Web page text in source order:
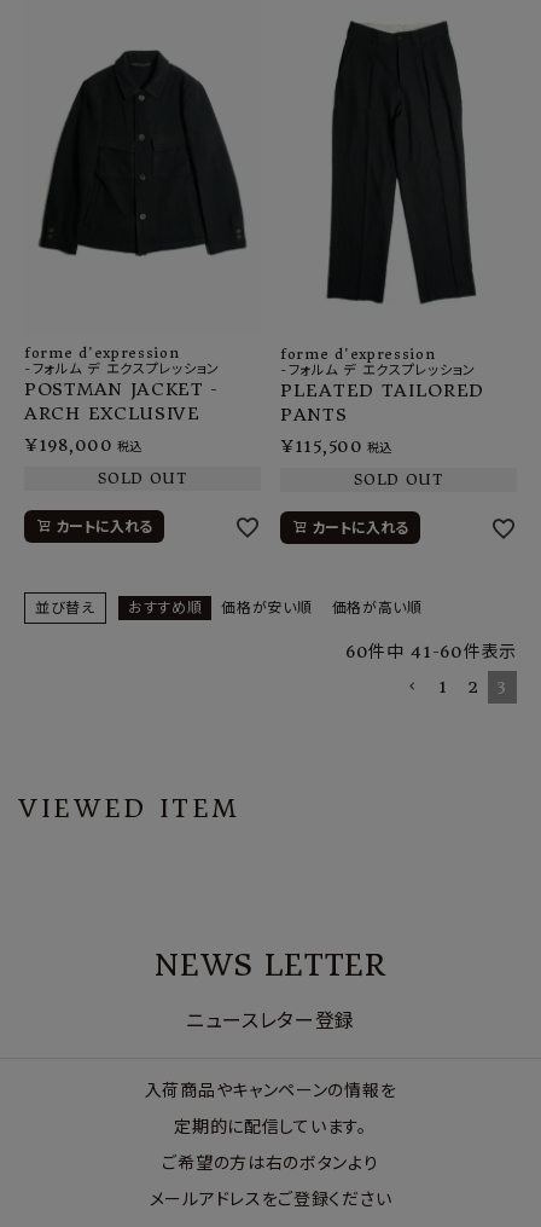
forme d'expression
-フォルム デ エクスプレッション
POSTMAN JACKET -
ARCH EXCLUSIVE
¥198,000 税込
SOLD OUT
カートに入れる
forme d'expression
-フォルム デ エクスプレッション
PLEATED TAILORED
PANTS
¥115,500 税込
SOLD OUT
カートに入れる
並び替え おすすめ順 価格が安い順 価格が高い順
60件中 41-60件表示
1
2 3
VIEWED ITEM
NEWS LETTER
ニュースレター登録
入荷商品やキャンペーンの情報を
定期的に配信しています。
ご希望の方は右のボタンより
メールアドレスをご登録ください